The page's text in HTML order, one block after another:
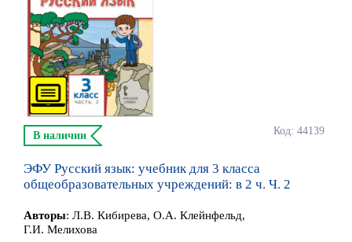
Код: 44139
В наличии
ЭФУ Русский язык: учебник для 3 класса
общеобразовательных учреждений: в 2 ч. Ч. 2
Авторы: Л.В. Кибирева, О.А. Клейнфельд,
Г.И. Мелихова